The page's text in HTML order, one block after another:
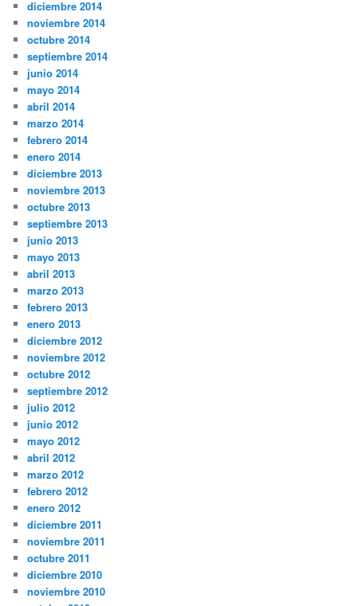
diciembre 2014
noviembre 2014
octubre 2014
septiembre 2014
junio 2014
mayo 2014
abril 2014
marzo 2014
febrero 2014
enero 2014
diciembre 2013
noviembre 2013
octubre 2013
septiembre 2013
junio 2013
mayo 2013
abril 2013
marzo 2013
febrero 2013
enero 2013
diciembre 2012
noviembre 2012
octubre 2012
septiembre 2012
julio 2012
junio 2012
mayo 2012
abril 2012
marzo 2012
febrero 2012
enero 2012
diciembre 2011
noviembre 2011
octubre 2011
diciembre 2010
noviembre 2010